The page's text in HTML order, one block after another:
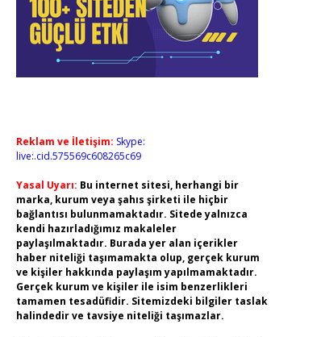
Reklam ve İletişim: Skype:
live:.cid.575569c608265c69
Yasal Uyarı: Bu internet sitesi, herhangi bir
marka, kurum veya şahıs şirketi ile hiçbir
bağlantısı bulunmamaktadır. Sitede yalnızca
kendi hazırladığımız makaleler
paylaşılmaktadır. Burada yer alan içerikler
haber niteliği taşımamakta olup, gerçek kurum
ve kişiler hakkında paylaşım yapılmamaktadır.
Gerçek kurum ve kişiler ile isim benzerlikleri
tamamen tesadüfidir. Sitemizdeki bilgiler taslak
halindedir ve tavsiye niteliği taşımazlar.